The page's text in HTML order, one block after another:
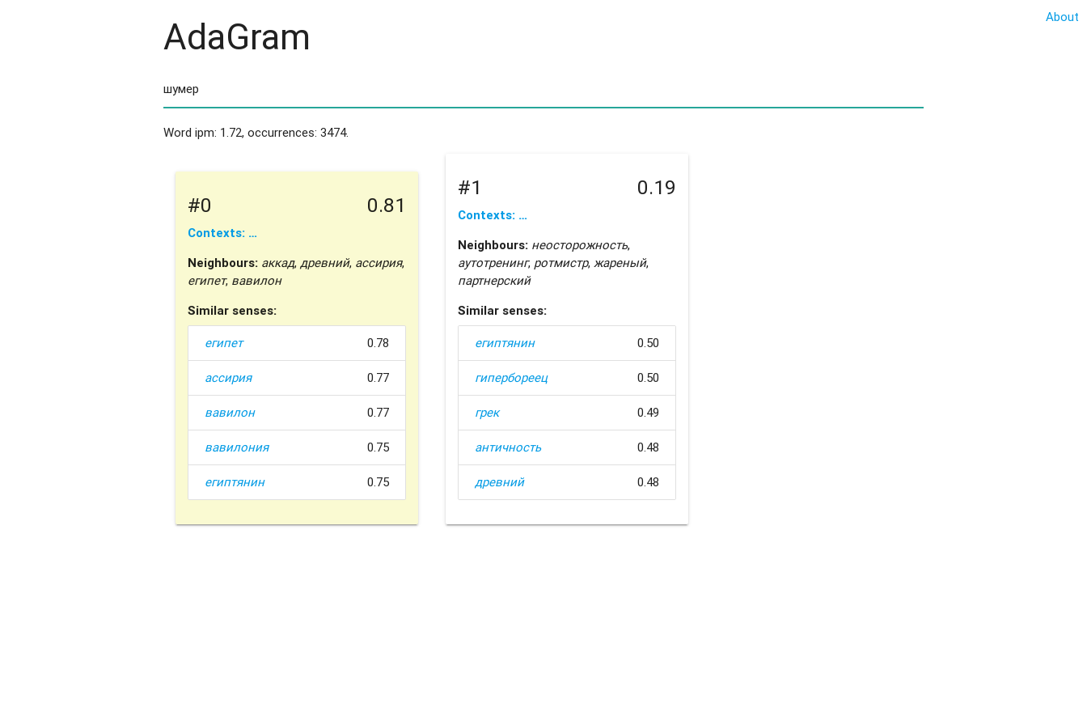
About
AdaGram
Word ipm: 1.72, occurrences: 3474.
#0 0.81
Contexts: …
Neighbours: аккад, древний, ассирия,
египет, вавилон
Similar senses:
египет 0.78
ассирия 0.77
вавилон 0.77
вавилония 0.75
египтянин 0.75
#1 0.19
Contexts: …
Neighbours: неосторожность,
аутотренинг, ротмистр, жареный,
партнерский
Similar senses:
египтянин 0.50
гипербореец 0.50
грек 0.49
античность 0.48
древний 0.48